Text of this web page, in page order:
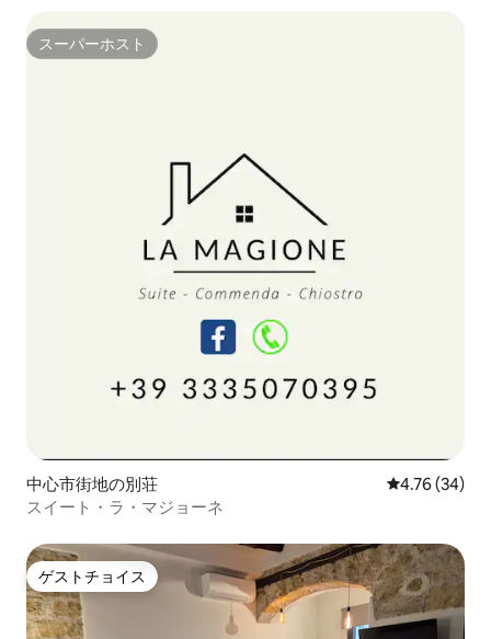
スーパーホスト
スーパーホスト
中心市街地の別荘 レビュー34
4.76 (34)
スイート・ラ・マジョーネ
ゲストチョイス
ゲストチョイス